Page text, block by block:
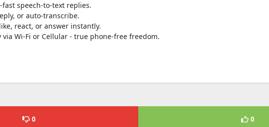
speech-to-text replies.
or auto-transcribe.
react, or answer instantly.
via Wi-Fi or Cellular - true phone-free freedom.
0 0